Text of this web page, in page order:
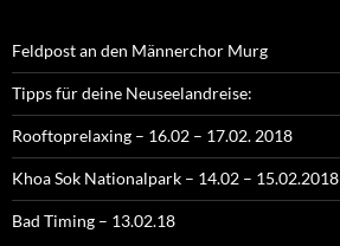
Feldpost an den Männerchor Murg
Tipps für deine Neuseelandreise:
Rooftoprelaxing – 16.02 – 17.02. 2018
Khoa Sok Nationalpark – 14.02 – 15.02.2018
Bad Timing – 13.02.18